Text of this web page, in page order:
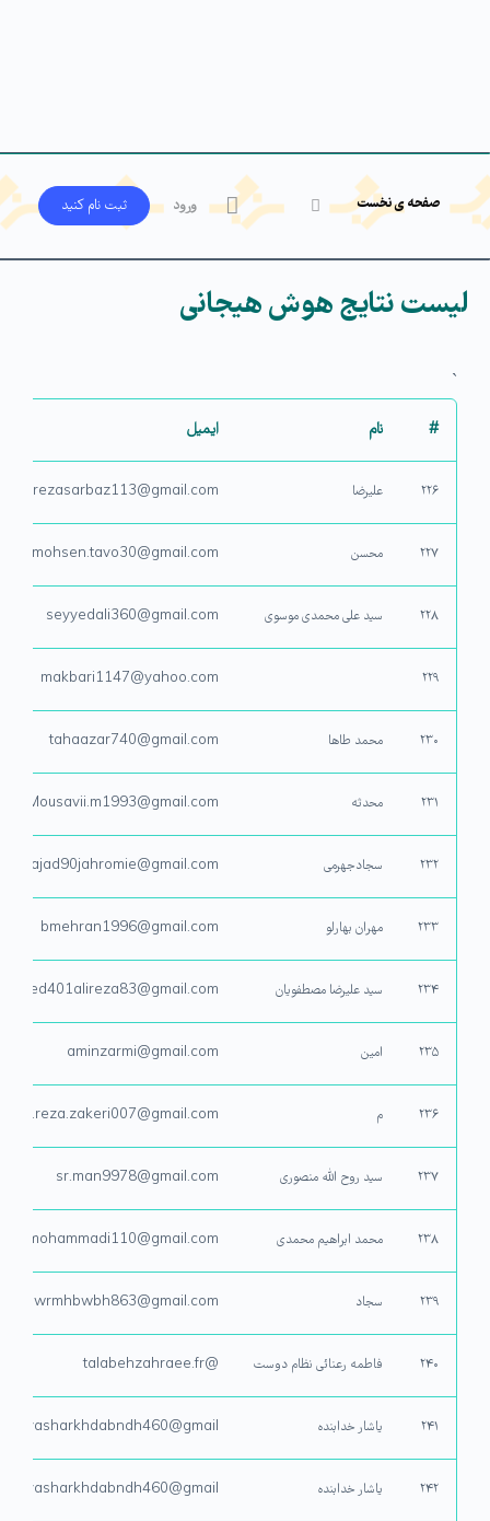
صفحه ی نخست ورود ثبت‌ نام کنید
لیست نتایج هوش هیجانی
`
#
نام ایمیل
۲۲۶ علیرضا alirezasarbaz113@gmail.com
۲۲۷ محسن mohsen.tavo30@gmail.com
۲۲۸ سید علی محمدی موسوی seyyedali360@gmail.com
۲۲۹ makbari1147@yahoo.com
۲۳۰ محمد طاها tahaazar740@gmail.com
۲۳۱ محدثه Mousavii.m1993@gmail.com
۲۳۲ سجادجهرمی sajad90jahromie@gmail.com
۲۳۳ مهران بهارلو bmehran1996@gmail.com
۲۳۴ سید علیرضا مصطفویان seyed401alireza83@gmail.com
۲۳۵ امین aminzarmi@gmail.com
۲۳۶ م
۲۳۷ سید روح الله منصوری sr.man9978@gmail.com
۲۳۸ محمد ابراهیم محمدی
۲۳۹ سجاد lypwrmhbwbh863@gmail.com
۲۴۰ فاطمه رعنائی نظام دوست @talabehzahraee.fr
۲۴۱ یاشار خدابنده yasharkhdabndh460@gmail
۲۴۲ یاشار خدابنده yasharkhdabndh460@gmail